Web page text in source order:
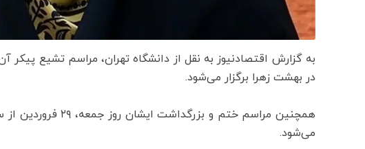
در بهشت زهرا برگزار می‌شود.
می‌شود.